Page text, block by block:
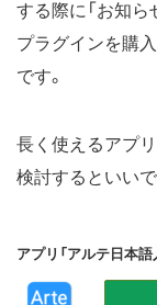
する際に「お知
プラグインを購
です。
長く使えるアプ
検討するといいで
アプリ「アルテ日本